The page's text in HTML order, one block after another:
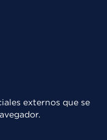
externos que se